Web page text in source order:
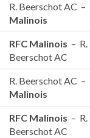
R. Beerschot AC –
Malinois
RFC Malinois – R.
Beerschot AC
R. Beerschot AC –
Malinois
RFC Malinois – R.
Beerschot AC